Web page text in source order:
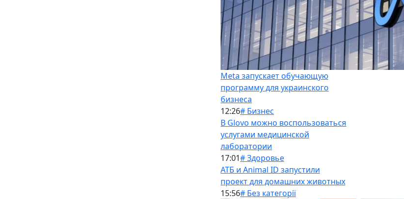
Meta запускает обучающую
программу для украинского
бизнеса
12:26# Бизнес
В Glovo можно воспользоваться
услугами медицинской
лаборатории
17:01# Здоровье
АТБ и Animal ID запустили
проект для домашних животных
15:56# Без категорії